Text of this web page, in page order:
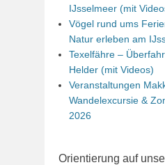
IJsselmeer (mit
Vögel rund ums
Natur erleben am
Texelfähre –
Helder (mit Videos)
Veranstaltungen
Wandelexcursie &
2026
Orientierung auf